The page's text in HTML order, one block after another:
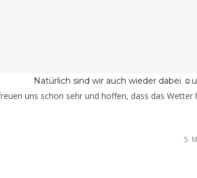
Natürlich sind wir auch wieder dabei
uns schon sehr und hoffen, dass das
5.